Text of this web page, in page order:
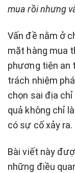
mua rồi nhưng
Vấn đề nằm ở
mặt hàng mua
phương tiện an
trách nhiệm
chọn sai địa
quả không chỉ
có sự cố xảy ra.
Bài viết này
những điều